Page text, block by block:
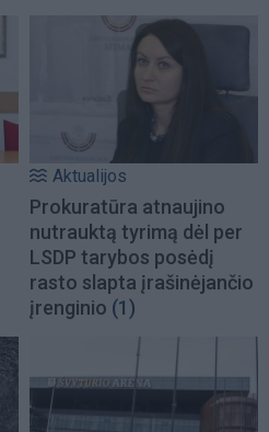
Aktualijos
Prokuratūra atnaujino
nutrauktą tyrimą dėl per
LSDP tarybos posėdį
rasto slapta įrašinėjančio
įrenginio (1)